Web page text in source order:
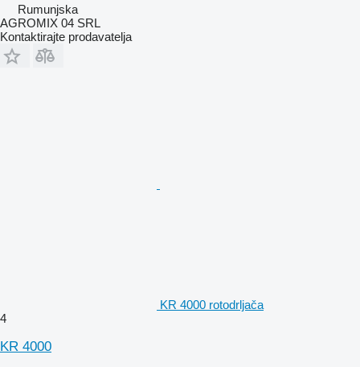
Rumunjska
AGROMIX 04 SRL
Kontaktirajte prodavatelja
KR 4000 rotodrljača
4
KR 4000